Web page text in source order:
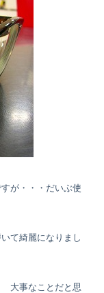
が・・・だいぶ使
て綺麗になりまし
大事なことだと思